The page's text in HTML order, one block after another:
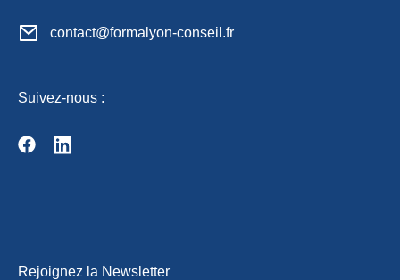
contact@formalyon-conseil.fr
Suivez-nous :
Rejoignez la Newsletter